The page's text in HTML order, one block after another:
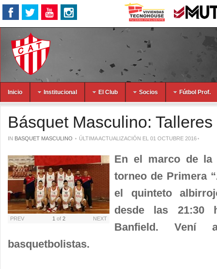
Inicio Institucional El Club Socios Fútbol Prof.
Básquet Masculino:
IN BASQUET MASCULINO ÚLTIMA ACTUALIZACIÓN EL 01 OCTUBRE 2016
PREV 1 of 2 NEXT
En el marco de la
torneo de Primera
el quinteto
desde las 21:30
Banfield. Vení
basquetbolistas.